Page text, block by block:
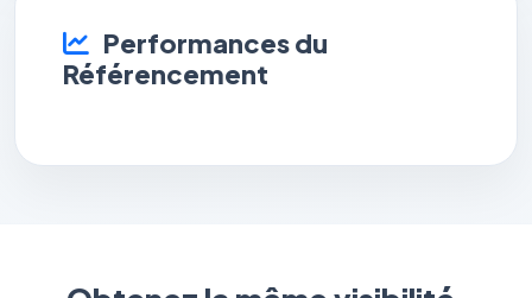
Performances du
Référencement